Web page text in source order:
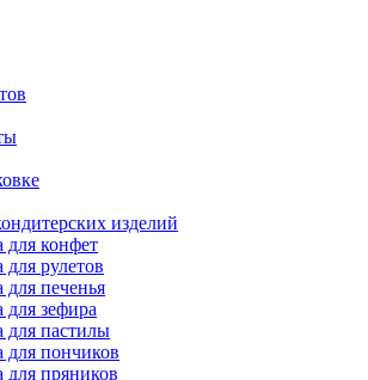
изделий
для конфет
для рулетов
для печенья
для зефира
для пастилы
для пончиков
для пряников